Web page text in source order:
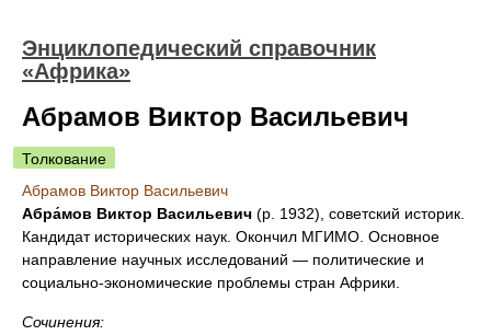
Энциклопедический справочник
«Африка»
Абрамов Виктор Васильевич
Толкование
Абрамов Виктор Васильевич
Абра́мов Виктор Васильевич (р. 1932), советский историк.
Кандидат исторических наук. Окончил МГИМО. Основное
направление научных исследований — политические и
социально-экономические проблемы стран Африки.
Сочинения: